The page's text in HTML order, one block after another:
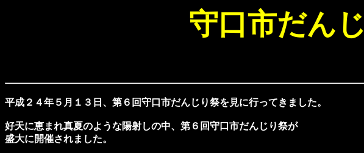
守口市だん
平成２４年５月１３日、第６回守口市だんじり祭を見に行ってきました。
好天に恵まれ真夏のような陽射しの中、第６回守口市だんじり祭が
盛大に開催されました。